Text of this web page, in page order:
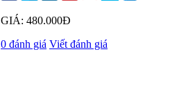
GIÁ: 480.000Đ
0 đánh giá Viết đánh giá